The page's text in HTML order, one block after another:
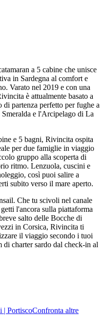
a 5 cabine che unisce
in Sardegna al comfort e
Varato nel 2019 e con una
è attualmente basato a
partenza perfetto per fughe a
e l'Arcipelago di La
e 5 bagni, Rivincita ospita
per due famiglie in viaggio
gruppo alla scoperta di
ritmo. Lenzuola, cuscini e
così puoi salire a
subito verso il mare aperto.
Che tu scivoli nel canale
l'ancora sulla piattaforma
salto delle Bocche di
in Corsica, Rivincita ti
il viaggio secondo i tuoi
charter sardo dal check-in al
| PortiscoConfronta altre